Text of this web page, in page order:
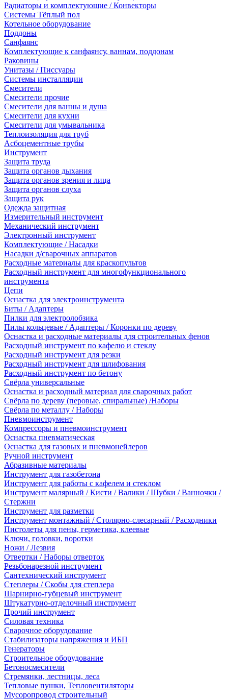
Радиаторы и комплектующие / Конвекторы
Системы Тёплый пол
Котельное оборудование
Поддоны
Санфаянс
Комплектующие к санфаянсу, ваннам, поддонам
Раковины
Унитазы / Писсуары
Системы инсталляции
Смесители
Смесители прочие
Смесители для ванны и душа
Смесители для кухни
Смесители для умывальника
Теплоизоляция для труб
Асбоцементные трубы
Инструмент
Защита труда
Защита органов дыхания
Защита органов зрения и лица
Защита органов слуха
Защита рук
Одежда защитная
Измерительный инструмент
Механический инструмент
Электронный инструмент
Комплектующие / Насадки
Насадки д/сварочных аппаратов
Расходные материалы для краскопультов
Расходный инструмент для многофункционального
инструмента
Цепи
Оснастка для электроинструмента
Биты / Адаптеры
Пилки для электролобзика
Пилы кольцевые / Адаптеры / Коронки по дереву
Оснастка и расходные материалы для строительных фенов
Расходный инструмент по кафелю и стеклу
Расходный инструмент для резки
Расходный инструмент для шлифования
Расходный инструмент по бетону
Свёрла универсальные
Оснастка и расходный материал для сварочных работ
Свёрла по дереву (перовые, спиральные) /Наборы
Свёрла по металлу / Наборы
Пневмоинструмент
Компрессоры и пневмоинструмент
Оснастка пневматическая
Оснастка для газовых и пневмонейлеров
Ручной инструмент
Абразивные материалы
Инструмент для газобетона
Инструмент для работы с кафелем и стеклом
Инструмент малярный / Кисти / Валики / Шубки / Ванночки /
Стержни
Инструмент для разметки
Инструмент монтажный / Столярно-слесарный / Расходники
Пистолеты для пены, герметика, клеевые
Ключи, головки, воротки
Ножи / Лезвия
Отвертки / Наборы отверток
Резьбонарезной инструмент
Сантехнический инструмент
Степлеры / Скобы для степлера
Шарнирно-губцевый инструмент
Штукатурно-отделочный инструмент
Прочий инструмент
Силовая техника
Сварочное оборудование
Стабилизаторы напряжения и ИБП
Генераторы
Строительное оборудование
Бетоносмесители
Стремянки, лестницы, леса
Тепловые пушки, Тепловентиляторы
Мусоропровод строительный